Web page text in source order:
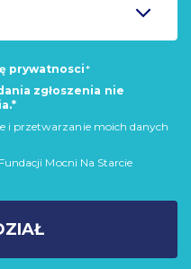
prywatnosci*
zgłoszenia nie
i przetwarzanie moich danych
Mocni Na Starcie